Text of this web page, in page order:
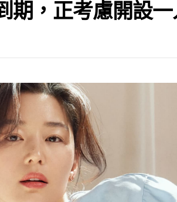
期，正考慮開設